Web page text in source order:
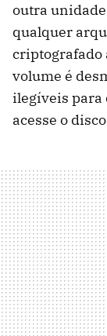
outra
qualquer
criptografado
volume é
ilegíveis para
acesse o